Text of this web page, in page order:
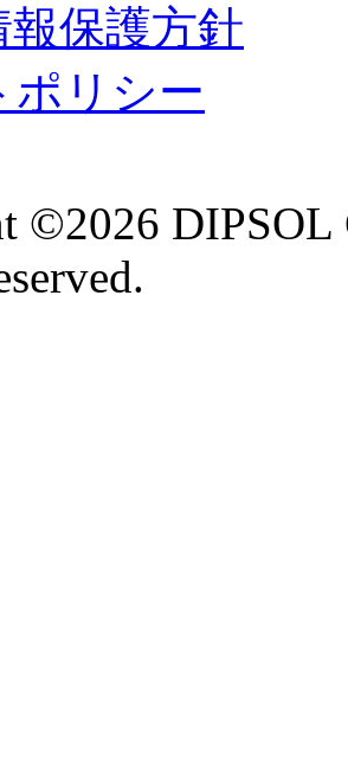
報保護方針
ポリシー
©2026